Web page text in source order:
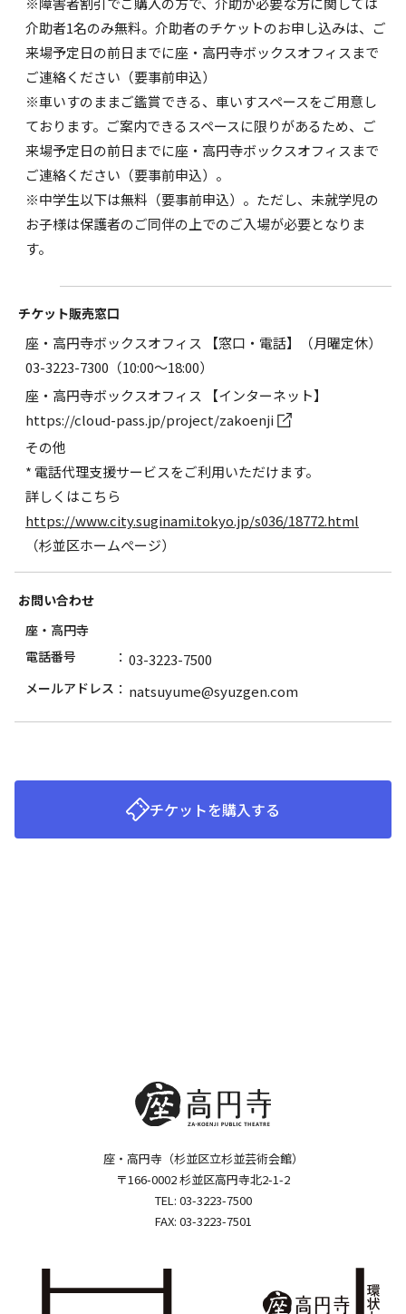
介助者1名のみ無料。介助者のチケットのお申し込みは、ご
来場予定日の前日までに座・高円寺ボックスオフィスまで
ご連絡ください（要事前申込）
※車いすのままご鑑賞できる、車いすスペースをご用意し
ております。ご案内できるスペースに限りがあるため、ご
来場予定日の前日までに座・高円寺ボックスオフィスまで
ご連絡ください（要事前申込）。
※中学生以下は無料（要事前申込）。ただし、未就学児の
お子様は保護者のご同伴の上でのご入場が必要となりま
す。
チケット販売窓口
座・高円寺ボックスオフィス 【窓口・電話】（月曜定休）
03-3223-7300 （10:00～18:00）
座・高円寺ボックスオフィス 【インターネット】
https://cloud-pass.jp/project/zakoenji
その他
* 電話代理支援サービスをご利用いただけます。
詳しくはこちら
https://www.city.suginami.tokyo.jp/s036/18772.html
（杉並区ホームぺージ）
お問い合わせ
座・高円寺
電話番号
03-3223-7500
メールアドレス natsuyume@syuzgen.com
チケットを購入する
座・高円寺（杉並区立杉並芸術会館）
〒166-0002 杉並区高円寺北2-1-2
TEL: 03-3223-7500
FAX: 03-3223-7501